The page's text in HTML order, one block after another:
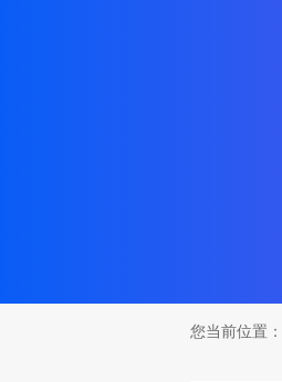
您当前位置：